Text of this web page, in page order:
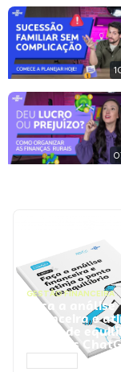
GESTÃO FINANCEIRA
Faça a análise
financeira e
ponto de
Prompts